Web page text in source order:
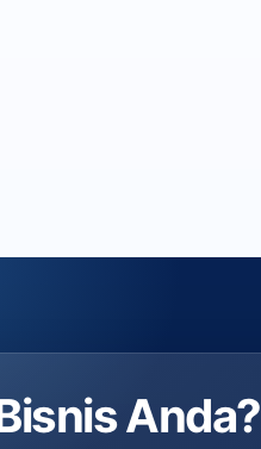
Anda?